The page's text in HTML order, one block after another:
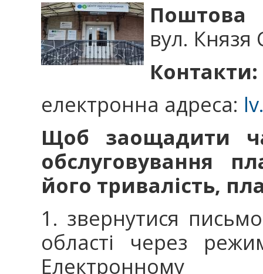
Поштова
вул. Князя
Контакти:
електронна адреса:
Щоб заощадити
обслуговування
його тривалість,
1. звернутися
області через